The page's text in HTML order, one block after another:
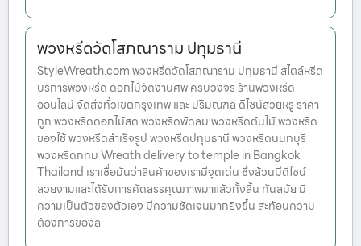
พวงหรีดวัดโสภณาราม ปทุมธานี
StyleWreath.com พวงหรีดวัดโสภณาราม ปทุมธานี สไตล์หรีด
บริการพวงหรีด ดอกไม้จัดงานศพ ครบวงจร ร้านพวงหรีด
ออนไลน์ จัดส่งทั่วเขตกรุงเทพ และ ปริมณฑล ดีไซน์สวยหรู ราคา
ถูก พวงหรีดดอกไม้สด พวงหรีดพัดลม พวงหรีดต้นไม้ พวงหรีด
ของใช้ พวงหรีดสำเร็จรูป พวงหรีดปทุมธานี พวงหรีดนนทบุรี
พวงหรีดกทม Wreath delivery to temple in Bangkok
Thailand เราเชื่อมั่นว่าสินค้าของเรามีจุดเด่น ซึ่งล้วนมีดีไซน์
สวยงามและได้รับการคัดสรรคุณภาพมาแล้วทั้งสิ้น ทันสมัย มี
ความเป็นตัวของตัวเอง มีความชัดเจนมากยิ่งขึ้น สะท้อนความ
ต้องการของล